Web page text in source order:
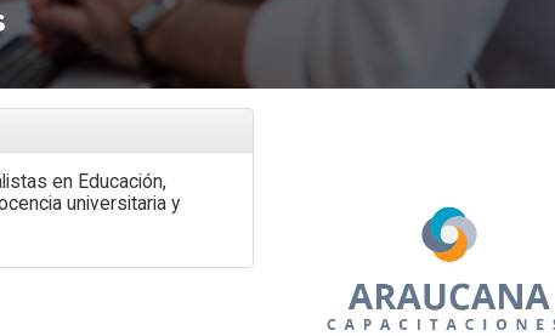
en Educación,
universitaria y